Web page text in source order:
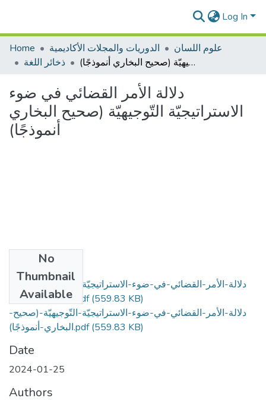
Log In
Home الدوريات والمجلات الأكاديمية
علوم اللسان
ذخائر اللغة
دلالة الأمر القضائي في ضوء الاستراتيجيّة التّوجيهيّة (صحيح البخاري أنموذجًا)
دلالة الأمر القضائي في ضوء
الاستراتيجيّة التّوجيهيّة (صحيح البخاري
أنموذجًا)
No
Thumbnail
Available
دلالة-الأمر-القضائي-في-ضوء-الاستراتيجيّة-التّوجيهيّة-(صحيح-
البخاري-أنموذجًا).pdf(559.83 KB)
دلالة-الأمر-القضائي-في-ضوء-الاستراتيجيّة-التّوجيهيّة-(صحيح-
البخاري-أنموذجًا).pdf(559.83 KB)
Date
2024-01-25
Authors